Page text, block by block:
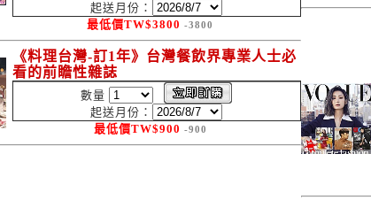
起送月份：
最低價TW$3800 -3800
《料理台灣-訂1年》台灣餐飲界專業人士必
看的前瞻性雜誌
數量
起送月份：
最低價TW$900 -900